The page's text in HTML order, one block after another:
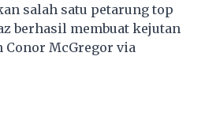
salah satu petarung top
berhasil membuat kejutan
Conor McGregor via